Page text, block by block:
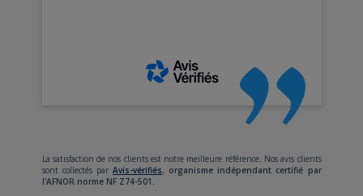
La satisfaction de nos clients est notre meilleure référence. Nos avis clients
sont collectés par Avis-vérifiés, organisme indépendant certifié par
l'AFNOR norme NF Z74-501.